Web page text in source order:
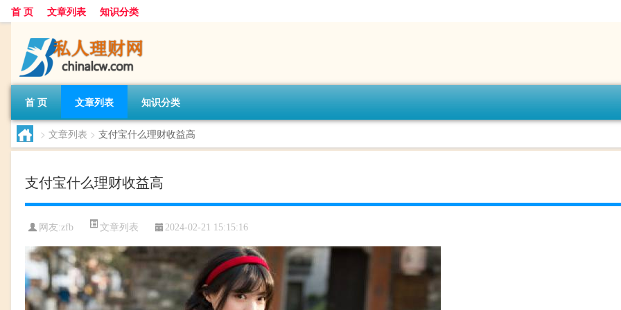
首 页 文章列表 知识分类
首 页 文章列表 知识分类
> 文章列表 > 支付宝什么理财收益高
支付宝什么理财收益高
网友:zfb 文章列表 2024-02-21 15:15:16